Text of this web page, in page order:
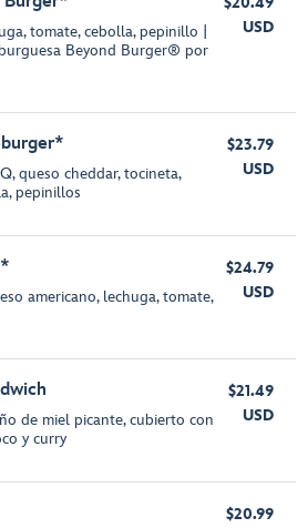
tomate, cebolla, pepinillo |
Beyond Burger® por
USD
queso cheddar, tocineta,
pepinillos
$23.79
USD
americano, lechuga, tomate,
$24.79
USD
de miel picante, cubierto con
y curry
$21.49
USD
$20.99